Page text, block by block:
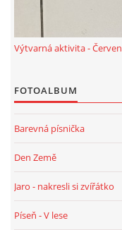
TÝDENNÍ PLÁNY
SMYSLOVÁ AKTIVITA
MONTESSORI AKTIVITA
KALENDÁŘ PRO DĚTI
Výtvarná aktivita -
FOTOALBUM
Barevná písnička
Den Země
Jaro - nakresli si zvířátko
Píseň - V lese